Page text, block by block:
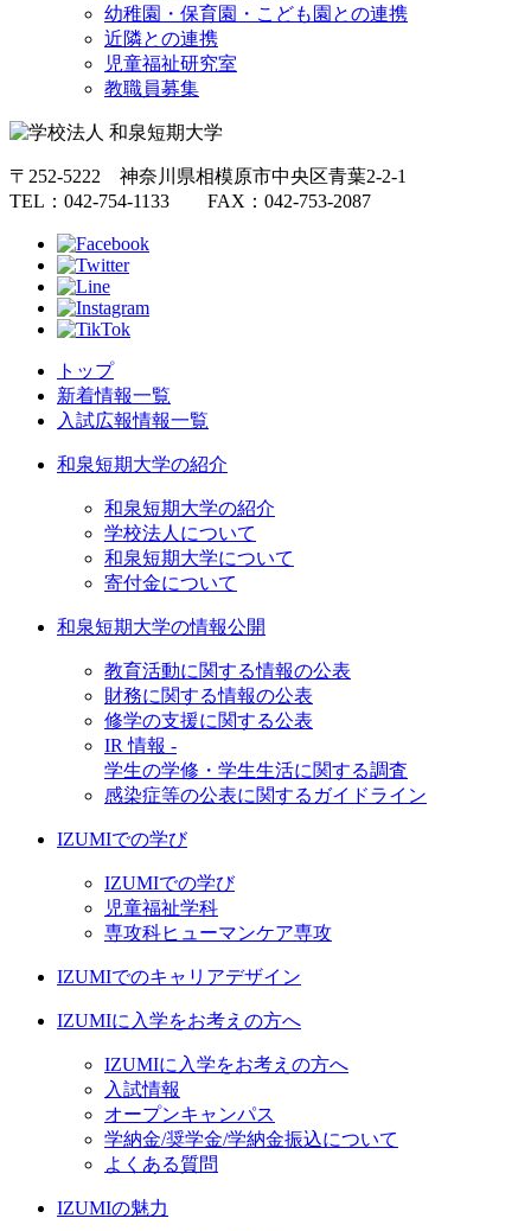
幼稚園・保育園・こども園との連携
近隣との連携
児童福祉研究室
教職員募集
〒252-5222 神奈川県相模原市中央区青葉2-2-1
TEL：042-754-1133 FAX：042-753-2087
トップ
新着情報一覧
入試広報情報一覧
和泉短期大学の紹介
和泉短期大学の紹介
学校法人について
和泉短期大学について
寄付金について
和泉短期大学の情報公開
教育活動に関する情報の公表
財務に関する情報の公表
修学の支援に関する公表
IR 情報 -
学生の学修・学生生活に関する調査
感染症等の公表に関するガイドライン
IZUMIでの学び
IZUMIでの学び
児童福祉学科
専攻科ヒューマンケア専攻
IZUMIでのキャリアデザイン
IZUMIに入学をお考えの方へ
IZUMIに入学をお考えの方へ
入試情報
オープンキャンパス
学納金/奨学金/学納金振込について
よくある質問
IZUMIの魅力